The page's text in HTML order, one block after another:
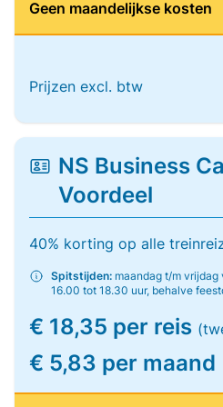
Geen maandelijkse kosten
Prijzen excl. btw
NS Business
Voordeel
40% korting op alle
Spitstijden: maandag t/m
16.00 tot 18.30 uur, behalve
€ 18,35 per reis
€ 5,83 per maand